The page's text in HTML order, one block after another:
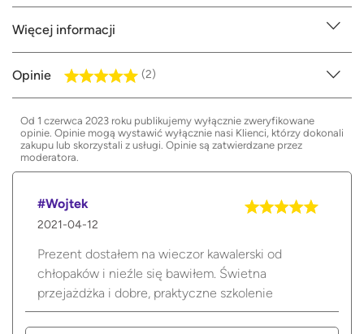
Więcej informacji
Opinie (2)
Od 1 czerwca 2023 roku publikujemy wyłącznie zweryfikowane
opinie. Opinie mogą wystawić wyłącznie nasi Klienci, którzy dokonali
zakupu lub skorzystali z usługi. Opinie są zatwierdzane przez
moderatora.
#Wojtek
2021-04-12
Prezent dostałem na wieczor kawalerski od
chłopaków i nieźle się bawiłem. Świetna
przejażdżka i dobre, praktyczne szkolenie